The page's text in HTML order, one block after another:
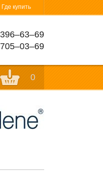
Где купить
396‒63‒69
705‒03‒69
0